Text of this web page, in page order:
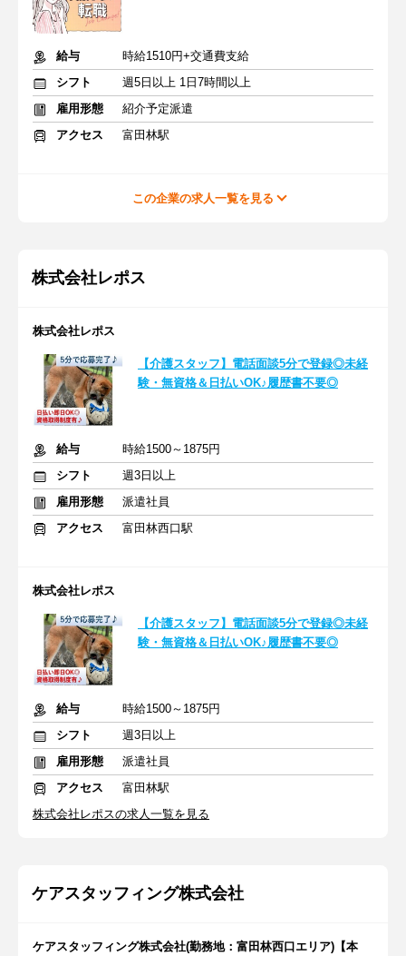
給与
時給1510円+交通費支給
シフト
週5日以上 1日7時間以上
雇用形態
紹介予定派遣
アクセス
富田林駅
この企業の求人一覧を見る
株式会社レポス
株式会社レポス
【介護スタッフ】電話面談5分で登録◎未経
験・無資格＆日払いOK♪履歴書不要◎
給与
時給1500～1875円
シフト
週3日以上
雇用形態
派遣社員
アクセス
富田林西口駅
株式会社レポス
【介護スタッフ】電話面談5分で登録◎未経
験・無資格＆日払いOK♪履歴書不要◎
給与
時給1500～1875円
シフト
週3日以上
雇用形態
派遣社員
アクセス
富田林駅
株式会社レポスの求人一覧を見る
ケアスタッフィング株式会社
ケアスタッフィング株式会社(勤務地：富田林西口エリア)【本